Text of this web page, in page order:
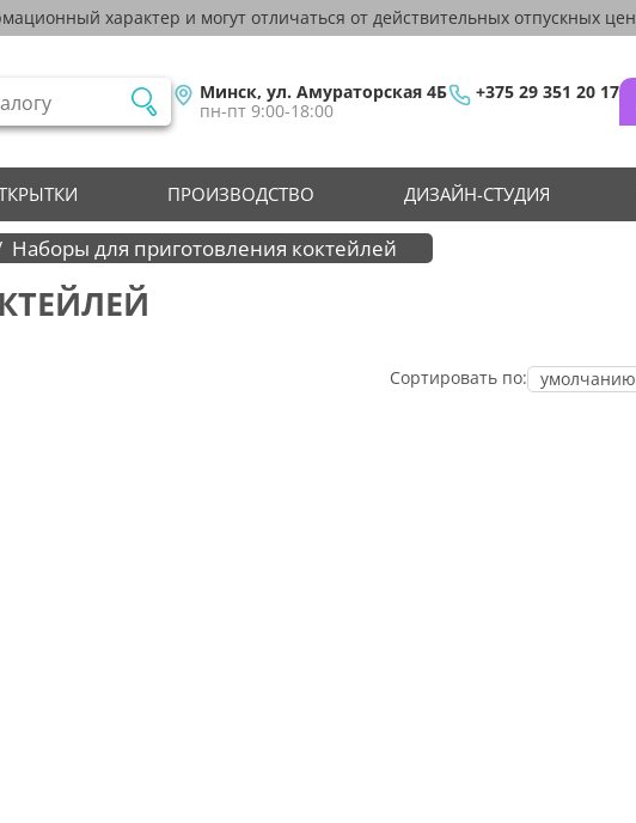
характер и могут отличаться от действительных отпускных цен
Минск, ул. Амураторская 4Б
пн-пт 9:00-18:00
+375 29 351 20 17
ПРОИЗВОДСТВО ДИЗАЙН-СТУДИЯ
Наборы для приготовления коктейлей
Сортировать по:
умолчанию